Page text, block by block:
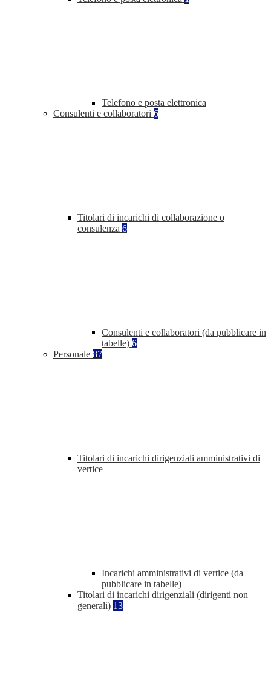
Telefono e posta elettronica
Consulenti e collaboratori 6
Titolari di incarichi di collaborazione o
consulenza 6
Consulenti e collaboratori (da pubblicare in
tabelle) 6
Personale 87
Titolari di incarichi dirigenziali amministrativi di
vertice
Incarichi amministrativi di vertice (da
pubblicare in tabelle)
Titolari di incarichi dirigenziali (dirigenti non
generali) 13